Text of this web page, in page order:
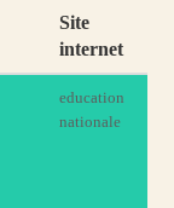
Site
internet
education
nationale